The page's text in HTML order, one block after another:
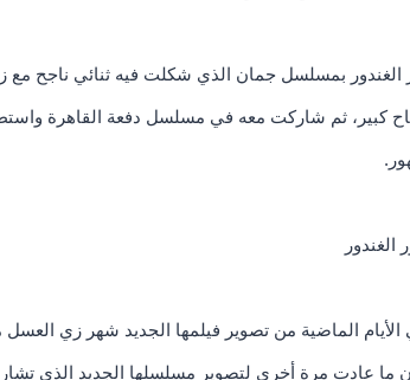
الغندور بمسلسل جمان الذي شكلت فيه ثنائي ناجح مع
كبير، ثم شاركت معه في مسلسل دفعة القاهرة
الغندور
الأيام الماضية من تصوير فيلمها الجديد شهر زي
ما عادت مرة أخرى لتصوير مسلسلها الجديد الذي